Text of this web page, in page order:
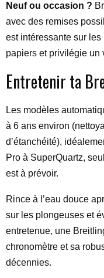
Neuf ou occasion ?
avec des remises
est intéressante sur
papiers et privilégie un
Entretenir ta
Les modèles
à 6 ans environ
d’étanchéité),
Pro à SuperQuartz,
est à prévoir.
Rince à l’eau douce
sur les plongeuses et
entretenue, une
chronomètre et sa
décennies.